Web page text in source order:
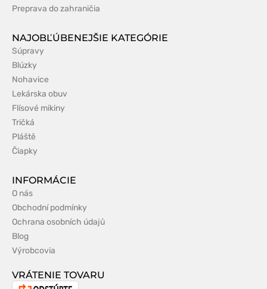
Preprava do zahraničia
NAJOBĽÚBENEJŠIE KATEGÓRIE
Súpravy
Blúzky
Nohavice
Lekárska obuv
Flísové mikiny
Tričká
Pláště
Čiapky
INFORMÁCIE
O nás
Obchodní podmínky
Ochrana osobních údajů
Blog
Výrobcovia
VRÁTENIE TOVARU